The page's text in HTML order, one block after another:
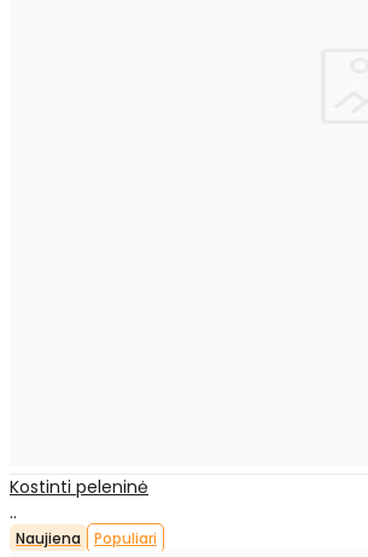
Kostinti peleninė
..
Naujiena Populiari